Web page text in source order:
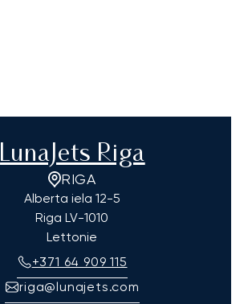
LunaJets Riga
RIGA
Alberta iela 12-5
Riga LV-1010
Lettonie
+371 64 909 115
riga@lunajets.com